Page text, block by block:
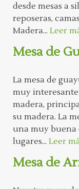
desde mesas a
reposeras,
Madera... Leer
Mesa de
La mesa de
muy
madera,
su madera. La
una muy buena
lugares... Leer
Mesa de